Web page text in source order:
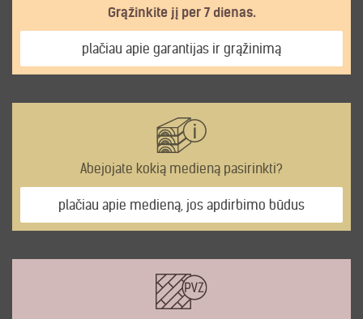
Grąžinkite jį per 7 dienas.
plačiau apie garantijas ir grąžinimą
Abejojate kokią medieną pasirinkti?
plačiau apie medieną, jos apdirbimo būdus